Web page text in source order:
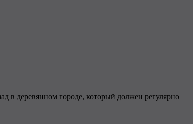
в деревянном городе, который должен регулярно